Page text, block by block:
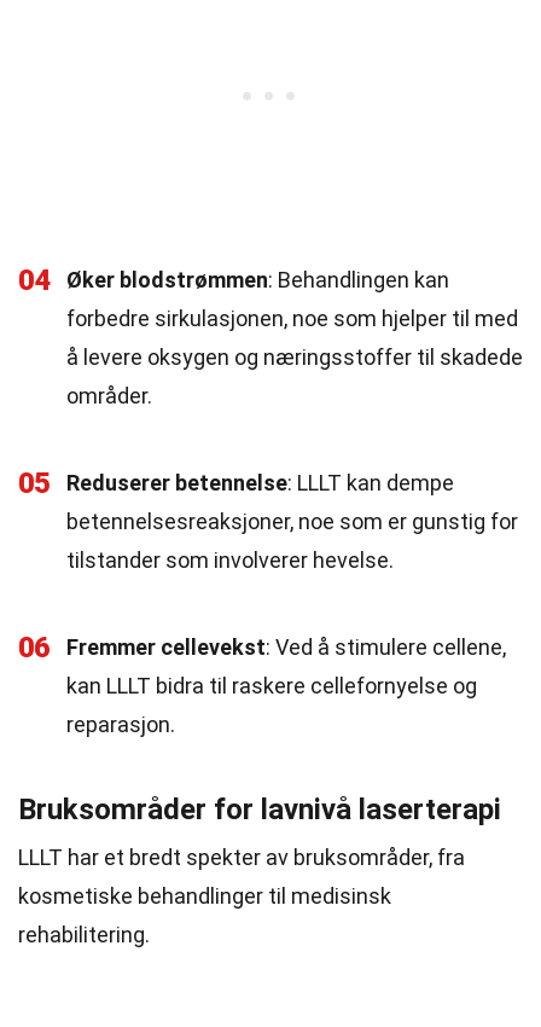
04 Øker blodstrømmen: Behandlingen kan
forbedre sirkulasjonen, noe som hjelper til med
å levere oksygen og næringsstoffer til skadede
områder.
05 Reduserer betennelse: LLLT kan dempe
betennelsesreaksjoner, noe som er gunstig for
tilstander som involverer hevelse.
06 Fremmer cellevekst: Ved å stimulere cellene,
kan LLLT bidra til raskere cellefornyelse og
reparasjon.
Bruksområder for lavnivå laserterapi
LLLT har et bredt spekter av bruksområder, fra
kosmetiske behandlinger til medisinsk
rehabilitering.